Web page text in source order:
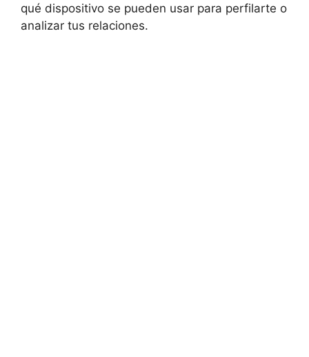
qué dispositivo se pueden usar para perfilarte o
analizar tus relaciones.